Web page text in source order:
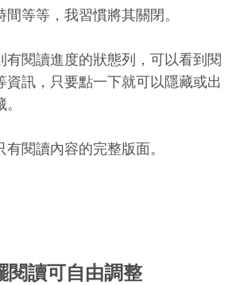
等等，我習慣將其關閉。
有閱讀進度的狀態列，可以看到閱
資訊，只要點一下就可以隱藏或出
閱讀內容的完整版面。
閱讀可自由調整